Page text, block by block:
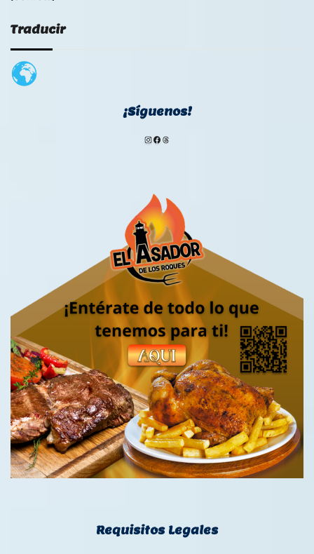
Traducir
¡Síguenos!
Instagram
Facebook
Threads
Requisitos Legales